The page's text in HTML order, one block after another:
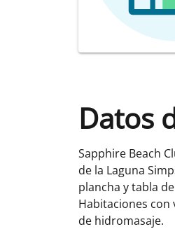
Datos
Sapphire Beach
de la Laguna
plancha y tabla
Habitaciones con
de hidromasaje.